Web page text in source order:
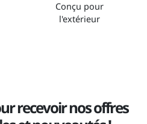
Conçu pour
l'extérieur
recevoir nos offres